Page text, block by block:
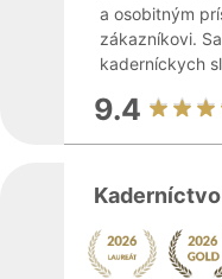
a osobitným
zákazníkovi.
kaderníckych
9.4
Kaderníctvo